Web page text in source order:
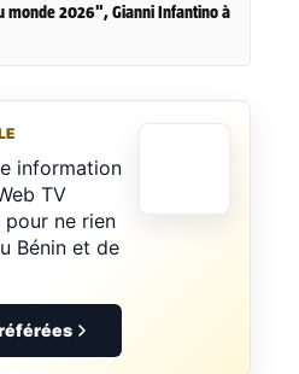
monde 2026", Gianni Infantino à
information
TV
ne rien
Bénin et de